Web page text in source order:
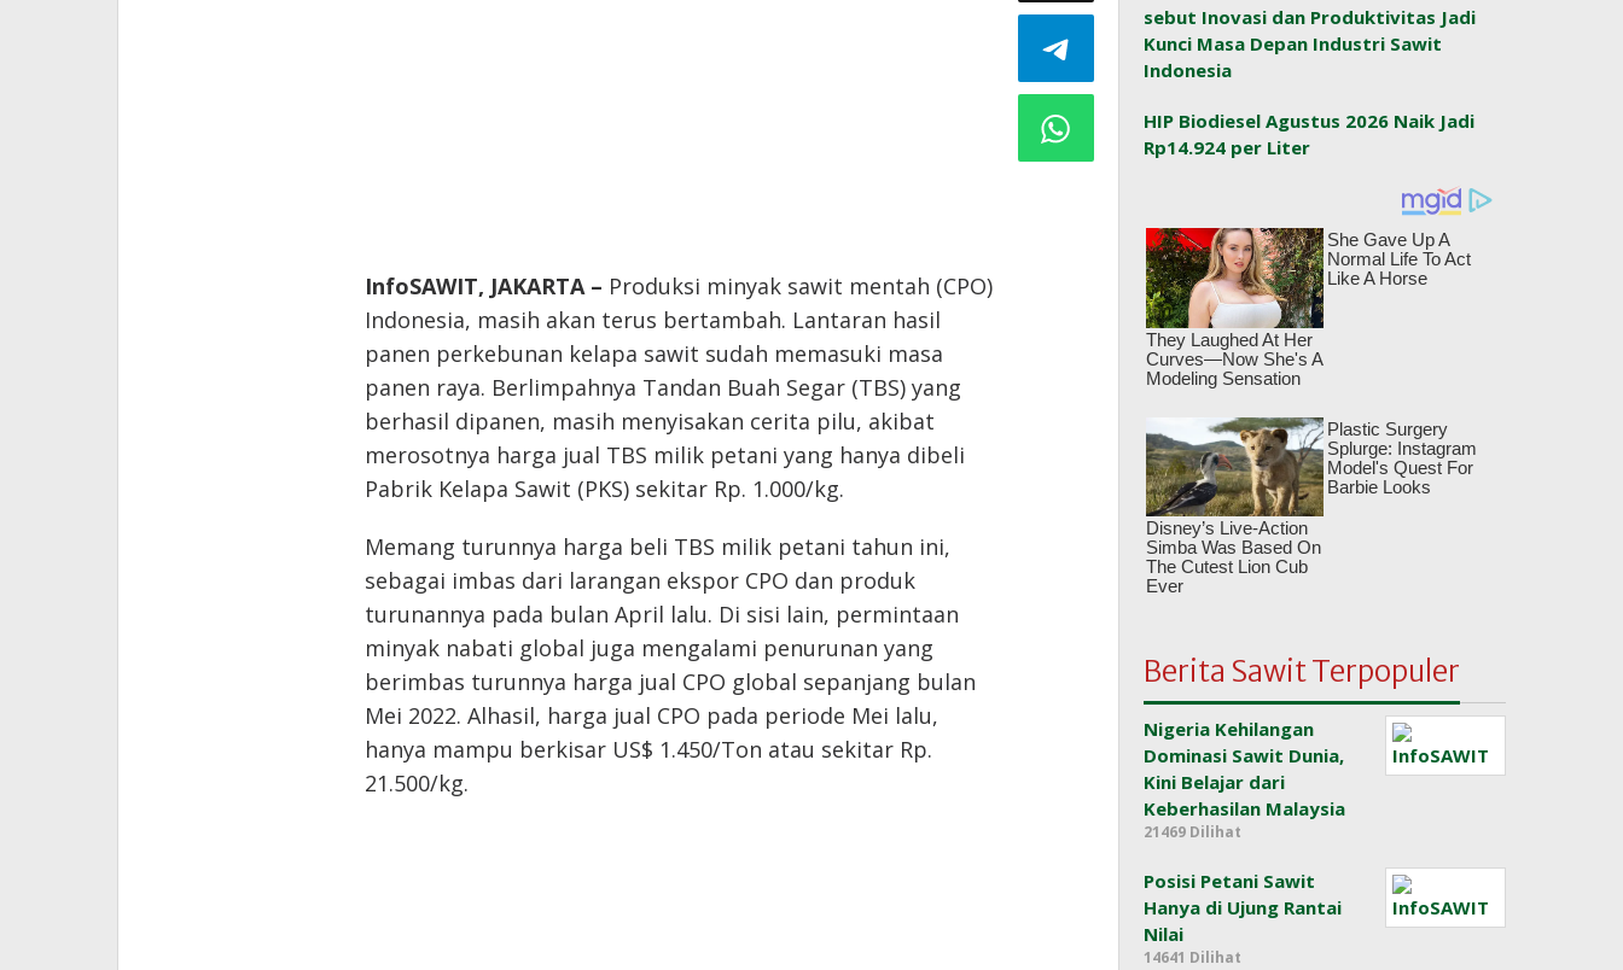
InfoSAWIT, JAKARTA – Produksi minyak sawit mentah (CPO)
Indonesia, masih akan terus bertambah. Lantaran hasil
panen perkebunan kelapa sawit sudah memasuki masa
panen raya. Berlimpahnya Tandan Buah Segar (TBS) yang
berhasil dipanen, masih menyisakan cerita pilu, akibat
merosotnya harga jual TBS milik petani yang hanya dibeli
Pabrik Kelapa Sawit (PKS) sekitar Rp. 1.000/kg.
Memang turunnya harga beli TBS milik petani tahun ini,
sebagai imbas dari larangan ekspor CPO dan produk
turunannya pada bulan April lalu. Di sisi lain, permintaan
minyak nabati global juga mengalami penurunan yang
berimbas turunnya harga jual CPO global sepanjang bulan
Mei 2022. Alhasil, harga jual CPO pada periode Mei lalu,
hanya mampu berkisar US$ 1.450/Ton atau sekitar Rp.
21.500/kg.
sebut Inovasi dan Produktivitas Jadi
Kunci Masa Depan Industri Sawit
Indonesia
HIP Biodiesel Agustus 2026 Naik Jadi
Rp14.924 per Liter
Berita Sawit Terpopuler
Nigeria Kehilangan
Dominasi Sawit Dunia,
Kini Belajar dari
Keberhasilan Malaysia
21469 Dilihat
Posisi Petani Sawit
Hanya di Ujung Rantai
Nilai
14641 Dilihat